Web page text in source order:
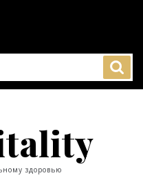
здоровью